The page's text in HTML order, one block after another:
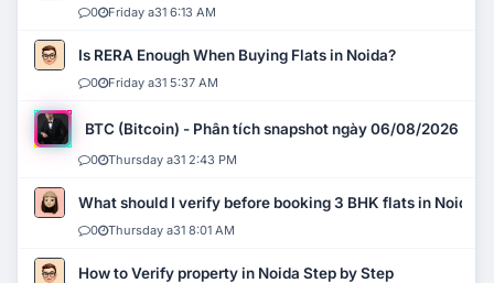
0 Friday a31 6:13 AM
Is RERA Enough When Buying Flats in Noida?
0 Friday a31 5:37 AM
BTC (Bitcoin) - Phân tích snapshot ngày 06/08/2026
0 Thursday a31 2:43 PM
What should I verify before booking 3 BHK flats in Noida?
0 Thursday a31 8:01 AM
How to Verify property in Noida Step by Step